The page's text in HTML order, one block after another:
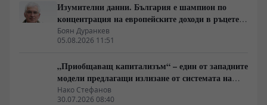
Изумителни данни. България е шампион по
концентрация на европейските доходи в ръцете
на най-богатия 1%, надминава и САЩ
Боян Дуранкев
05.08.2026 11:51
„Приобщаващ капитализъм“ – един от западните
модели предлагащи излизане от системата на
неолиберализма
Нако Стефанов
30.07.2026 08:40